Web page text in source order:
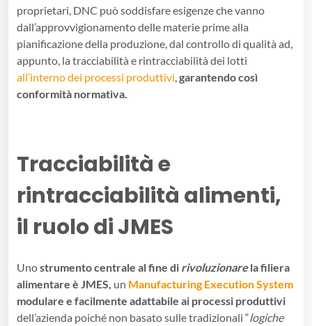
proprietari, DNC può soddisfare esigenze che vanno
dall’approvvigionamento delle materie prime alla
pianificazione della produzione, dal controllo di qualità ad,
appunto, la tracciabilità e rintracciabilità dei lotti
all’interno dei processi produttivi garantendo così
conformità normativa.
Tracciabilità e
rintracciabilità alimenti,
il ruolo di JMES
Unostrumento centrale al fine di rivoluzionarela filiera
alimentare è JMES, un Manufacturing Execution System
modulare e facilmente adattabile ai processi produttivi
dell’azienda poiché non basato sulle tradizionali “logiche